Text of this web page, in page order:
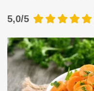
5,0/5